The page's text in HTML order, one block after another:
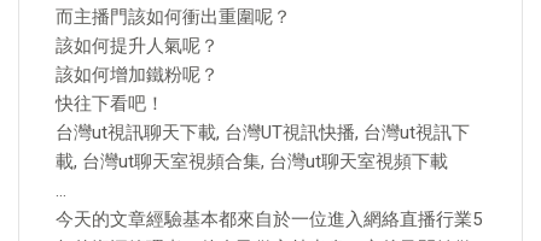
而主播門該如何衝出重圍呢？
該如何提升人氣呢？
該如何增加鐵粉呢？
快往下看吧！
台灣ut視訊聊天下載, 台灣UT視訊快播, 台灣ut視訊下
載, 台灣ut聊天室視頻合集, 台灣ut聊天室視頻下載
…
今天的文章經驗基本都來自於一位進入網絡直播行業5